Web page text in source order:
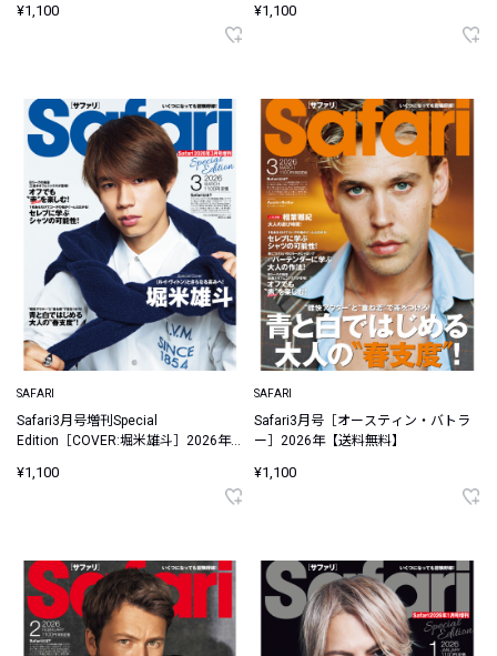
¥1,100 ¥1,100
SAFARI
Safari3月号増刊Special
Edition［COVER:堀米雄斗］2026年
¥1,100
SAFARI
Safari3月号［オースティン・バトラ
ー］2026年【送料無料】
¥1,100